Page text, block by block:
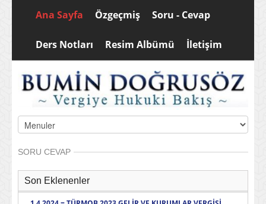
Ana Sayfa Özgeçmiş Soru - Cevap
Ders Notları Resim Albümü İletişim
SORU CEVAP
Son Eklenenler